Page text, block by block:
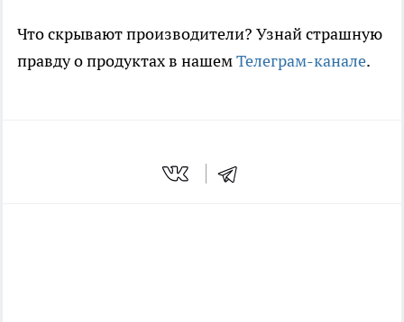
Что скрывают производители? Узнай страшную
правду о продуктах в нашемТелеграм-канале.